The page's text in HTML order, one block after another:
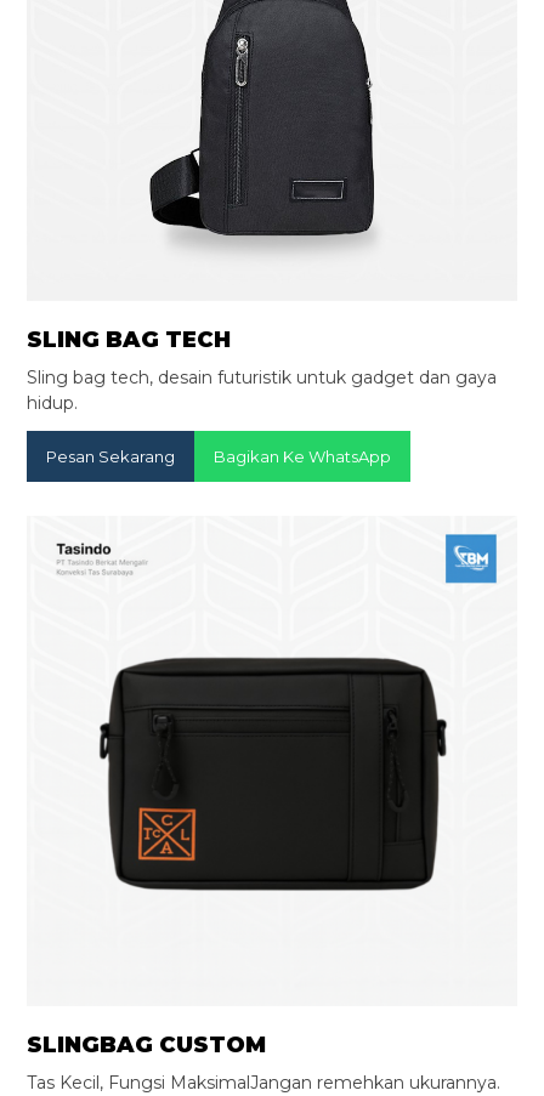
SLING BAG TECH
Sling bag tech, desain futuristik untuk gadget dan gaya
hidup.
Pesan Sekarang Bagikan Ke WhatsApp
SLINGBAG CUSTOM
Tas Kecil, Fungsi MaksimalJangan remehkan ukurannya.